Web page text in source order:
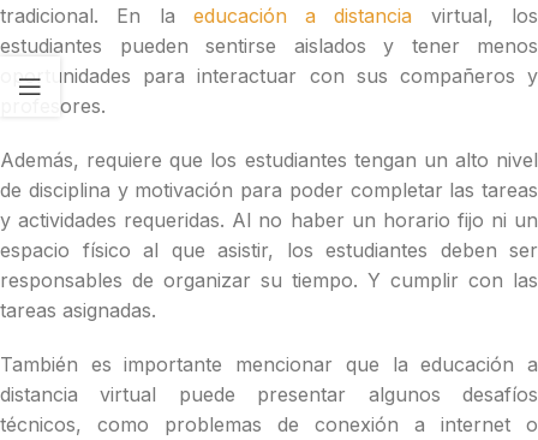
tradicional. En la educación a distancia virtual, los
estudiantes pueden sentirse aislados y tener menos
oportunidades para interactuar con sus compañeros y
profesores.
Además, requiere que los estudiantes tengan un alto nivel
de disciplina y motivación para poder completar las tareas
y actividades requeridas. Al no haber un horario fijo ni un
espacio físico al que asistir, los estudiantes deben ser
responsables de organizar su tiempo. Y cumplir con las
tareas asignadas.
También es importante mencionar que la educación a
distancia virtual puede presentar algunos desafíos
técnicos, como problemas de conexión a internet o